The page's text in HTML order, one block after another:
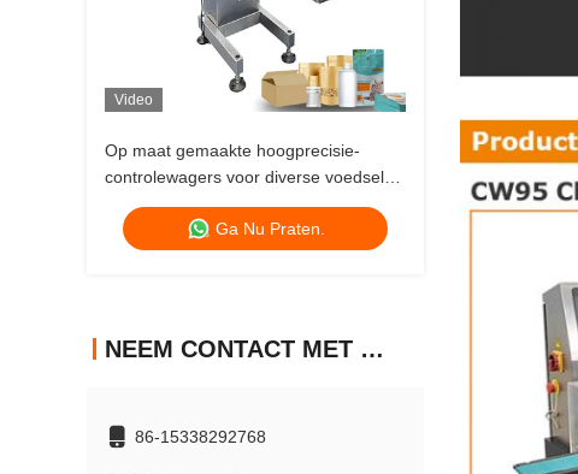
Video
Op maat gemaakte hoogprecisie-
controlewagers voor diverse voedsel-
en gezondheidsproducten
Verpakkingszakken / potten / flessen
Ga Nu Praten.
NEEM CONTACT MET ONS OP
86-15338292768